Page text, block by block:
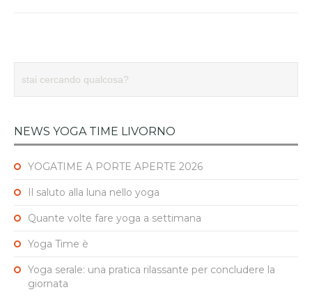
NEWS YOGA TIME LIVORNO
YOGATIME A PORTE APERTE 2026
Il saluto alla luna nello yoga
Quante volte fare yoga a settimana
Yoga Time è
Yoga serale: una pratica rilassante per concludere la
giornata